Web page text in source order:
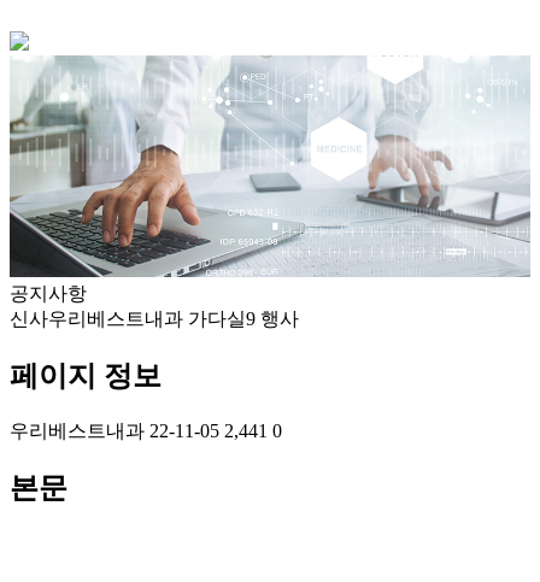
공지사항
신사우리베스트내과 가다실9 행사
페이지 정보
우리베스트내과 22-11-05 2,441 0
본문